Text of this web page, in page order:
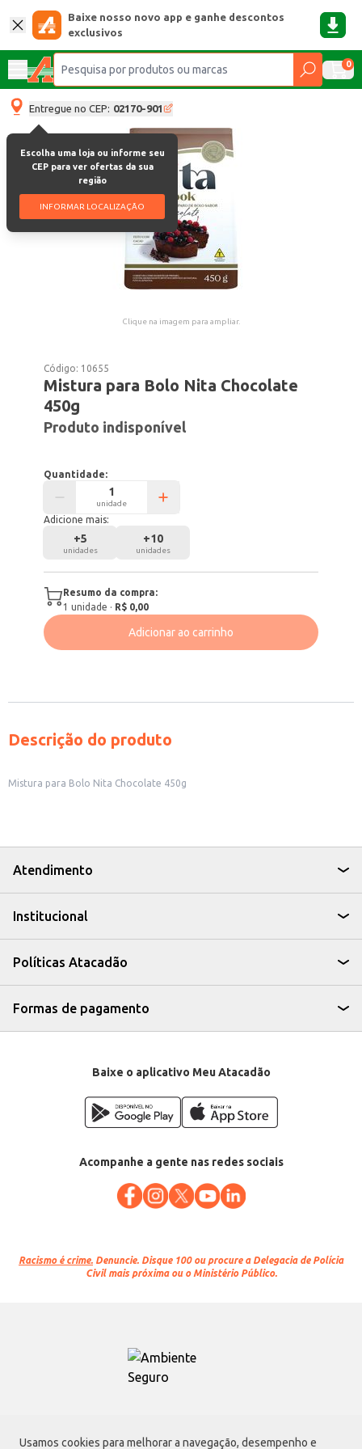
Usamos cookies para melhorar a navegação, desempenho e
Baixe nosso novo app e ganhe descontos
exclusivos
0
Entregue no CEP: 02170-901
Escolha uma loja ou informe seu
CEP para ver ofertas da sua
região
INFORMAR LOCALIZAÇÃO
Clique na imagem para ampliar.
Código: 10655
Mistura para Bolo Nita Chocolate
450g
Produto indisponível
Quantidade:
unidade
Adicione mais:
+5
unidades
+10
unidades
Resumo da compra:
1 unidade · R$ 0,00
Adicionar ao carrinho
Descrição do produto
Mistura para Bolo Nita Chocolate 450g
Atendimento
Institucional
Políticas Atacadão
Formas de pagamento
Baixe o aplicativo Meu Atacadão
Acompanhe a gente nas redes sociais
Racismo é crime. Denuncie. Disque 100 ou procure a Delegacia de Polícia
Civil mais próxima ou o Ministério Público.
Atacadão S.A.